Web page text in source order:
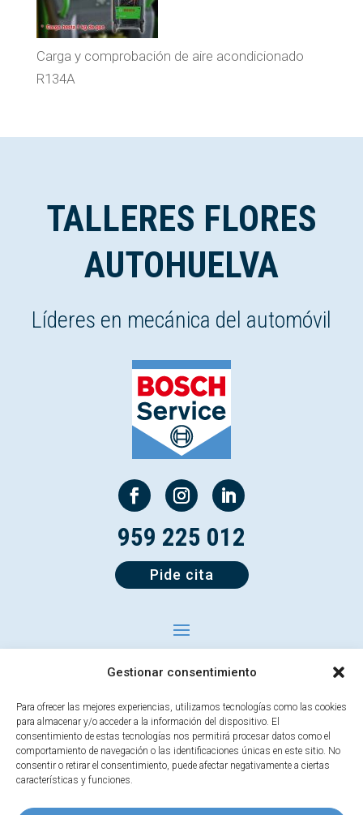
Gestionar consentimiento
Para ofrecer las mejores experiencias, utilizamos tecnologías como las cookies
para almacenar y/o acceder a la información del dispositivo. El
consentimiento de estas tecnologías nos permitirá procesar datos como el
comportamiento de navegación o las identificaciones únicas en este sitio. No
consentir o retirar el consentimiento, puede afectar negativamente a ciertas
características y funciones.
Carga y comprobación de aire acondicionado
R134A
TALLERES FLORES
AUTOHUELVA
Líderes en mecánica del automóvil
959 225 012
Pide cita